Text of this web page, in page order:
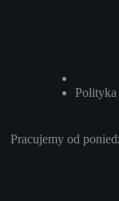
Pracujemy od